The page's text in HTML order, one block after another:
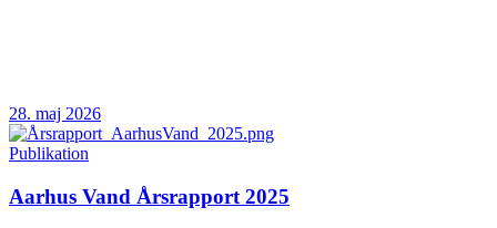
28. maj 2026
Publikation
Aarhus Vand Årsrapport 2025